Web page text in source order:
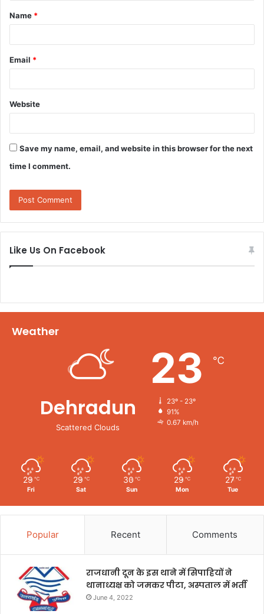
*
Name *
Email *
Website
Save my name, email, and website in this browser for the next
time I comment.
Like Us On Facebook
Weather
Dehradun
Scattered Clouds
23 ℃
23º - 23º
91%
0.67 km/h
29 ℃
Fri
29 ℃
Sat
30 ℃
Sun
29 ℃
Mon
27 ℃
Tue
Popular Recent Comments
राजधानी दून के इस थाने में सिपाहियों ने
थानाध्यक्ष को जमकर पीटा, अस्पताल में भर्ती
June 4, 2022